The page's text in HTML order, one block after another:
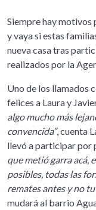
Siempre hay motivos
y vaya si estas
nueva casa tras
realizados por la
Uno de los llamados
felices a Laura y
algo mucho más
convencida”, cuenta
llevó a participar por
que metió garra acá,
posibles, todas las
remates antes y no
mudará al barrio